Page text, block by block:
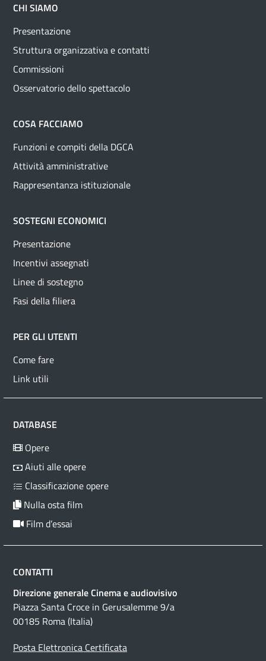
CHI SIAMO
Presentazione
Struttura organizzativa e contatti
Commissioni
Osservatorio dello spettacolo
COSA FACCIAMO
Funzioni e compiti della DGCA
Attività amministrative
Rappresentanza istituzionale
SOSTEGNI ECONOMICI
Presentazione
Incentivi assegnati
Linee di sostegno
Fasi della filiera
PER GLI UTENTI
Come fare
Link utili
DATABASE
Opere
Aiuti alle opere
Classificazione opere
Nulla osta film
Film d’essai
CONTATTI
Direzione generale Cinema e audiovisivo
Piazza Santa Croce in Gerusalemme 9/a
00185 Roma (Italia)
Posta Elettronica Certificata